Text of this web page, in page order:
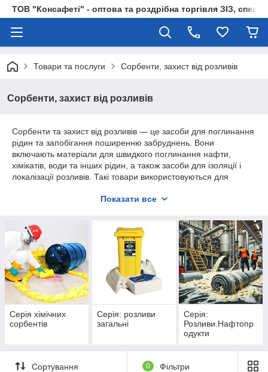
ТОВ "Консафеті" - оптова та роздрібна торгівля ЗІЗ,
Товари та послуги Сорбенти, захист від розливів
Сорбенти, захист від розливів
Сорбенти та захист від розливів — це засоби для поглинання
рідин та запобігання поширенню забруднень. Вони
включають матеріали для швидкого поглинання нафти,
хімікатів, води та інших рідин, а також засоби для ізоляції і
локалізації розливів. Такі товари використовуються для
середовищах, де можуть виникнути розливи або витоки.
Показати все
Серія хімічних
сорбентів
Серія: розливи
загальні
Серія:
Розливи.Нафтопр
одукти
Сортування 0 Фільтри